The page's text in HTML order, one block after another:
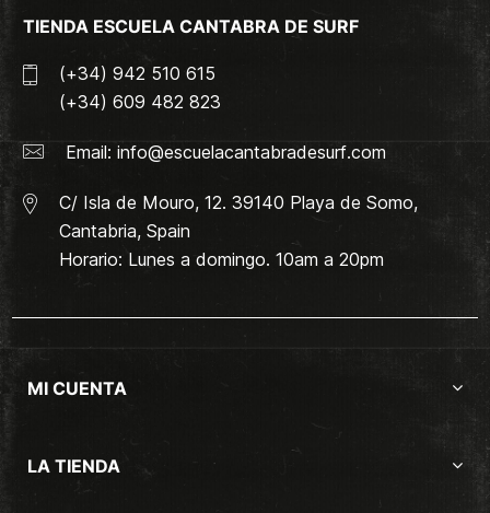
TIENDA ESCUELA CANTABRA DE SURF
(+34) 942 510 615
(+34) 609 482 823
Email: info@escuelacantabradesurf.com
C/ Isla de Mouro, 12. 39140 Playa de Somo,
Cantabria, Spain
Horario: Lunes a domingo. 10am a 20pm
MI CUENTA
LA TIENDA